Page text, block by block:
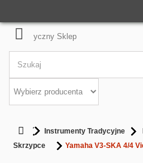
Instrumenty Tradycyjne
Skrzypce
Yamaha V3-SKA 4/4